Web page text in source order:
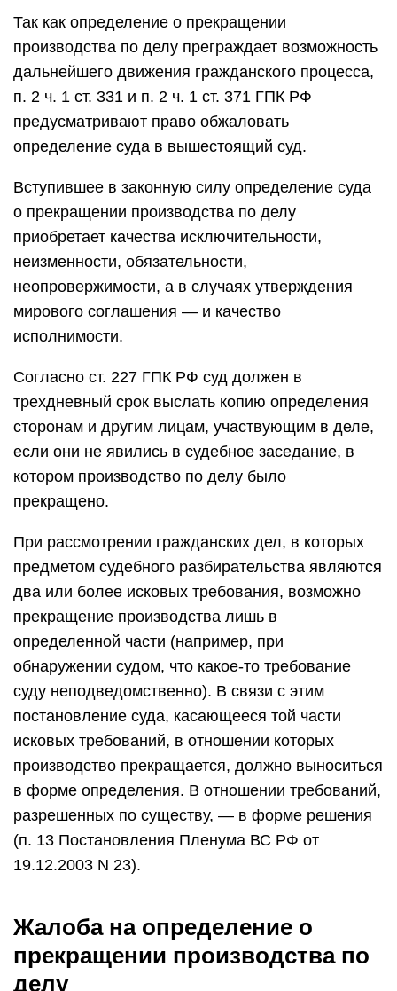
Так как определение о прекращении
производства по делу преграждает возможность
дальнейшего движения гражданского процесса,
п. 2 ч. 1 ст. 331 и п. 2 ч. 1 ст. 371 ГПК РФ
предусматривают право обжаловать
определение суда в вышестоящий суд.
Вступившее в законную силу определение суда
о прекращении производства по делу
приобретает качества исключительности,
неизменности, обязательности,
неопровержимости, а в случаях утверждения
мирового соглашения — и качество
исполнимости.
Согласно ст. 227 ГПК РФ суд должен в
трехдневный срок выслать копию определения
сторонам и другим лицам, участвующим в деле,
если они не явились в судебное заседание, в
котором производство по делу было
прекращено.
При рассмотрении гражданских дел, в которых
предметом судебного разбирательства являются
два или более исковых требования, возможно
прекращение производства лишь в
определенной части (например, при
обнаружении судом, что какое-то требование
суду неподведомственно). В связи с этим
постановление суда, касающееся той части
исковых требований, в отношении которых
производство прекращается, должно выноситься
в форме определения. В отношении требований,
разрешенных по существу, — в форме решения
(п. 13 Постановления Пленума ВС РФ от
19.12.2003 N 23).
Жалоба на определение о
прекращении производства по
делу